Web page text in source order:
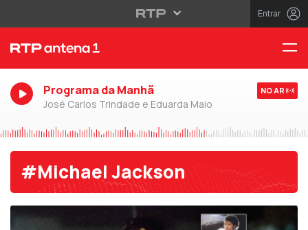
Entrar
Programa da Manhã
José Carlos Trindade e Eduarda Maio
NO AR
#Michael Jackson